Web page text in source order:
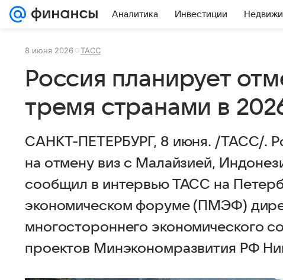
Аналитика Инвестиции
8 июня 2026 ТАСС
Россия планирует
тремя странами в
САНКТ-ПЕТЕРБУРГ, 8 июня. /ТАСС/.
на отмену виз с Малайзией,
сообщил в интервью ТАСС на
экономическом форуме (ПМЭФ)
многостороннего экономического
проектов Минэкономразвития РФ